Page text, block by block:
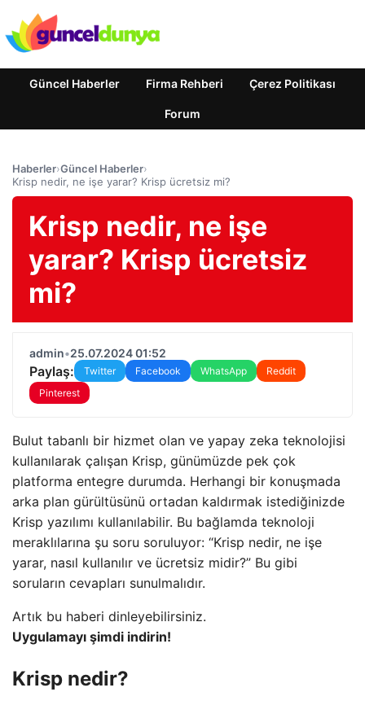
Güncel Haberler Firma Rehberi Çerez Politikası
Forum
Haberler›Güncel Haberler›
Krisp nedir, ne işe yarar? Krisp ücretsiz mi?
Krisp nedir, ne işe
yarar? Krisp ücretsiz
mi?
admin•25.07.2024 01:52
Paylaş: Twitter Facebook WhatsApp
Reddit
Pinterest
Bulut tabanlı bir hizmet olan ve yapay zeka teknolojisi
kullanılarak çalışan Krisp, günümüzde pek çok
platforma entegre durumda. Herhangi bir konuşmada
arka plan gürültüsünü ortadan kaldırmak istediğinizde
Krisp yazılımı kullanılabilir. Bu bağlamda teknoloji
meraklılarına şu soru soruluyor: “Krisp nedir, ne işe
yarar, nasıl kullanılır ve ücretsiz midir?” Bu gibi
soruların cevapları sunulmalıdır.
Artık bu haberi dinleyebilirsiniz.
Uygulamayı şimdi indirin!
Krisp nedir?